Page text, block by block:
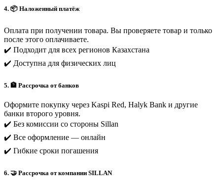
4. 📦 Наложенный платёж
Оплата при получении товара. Вы проверяете товар и только
после этого оплачиваете.
✔️ Подходит для всех регионов Казахстана
✔️ Доступна для физических лиц
5. 🏦 Рассрочка от банков
Оформите покупку через Kaspi Red, Halyk Bank и другие
банки второго уровня.
✔️ Без комиссии со стороны Sillan
✔️ Все оформление — онлайн
✔️ Гибкие сроки погашения
6. 🤝 Рассрочка от компании SILLAN